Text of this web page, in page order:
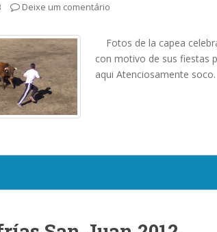
Deixe um comentário
Fotos de la capea
con motivo de sus fiestas
aqui Atenciosamente soco.